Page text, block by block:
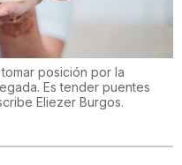
posición por la
Es tender puentes
Eliezer Burgos.